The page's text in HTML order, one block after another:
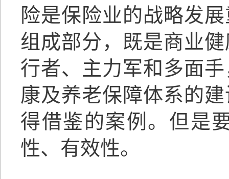
险是保险业的战略发
组成部分，既是商业
行者、主力军和多面
康及养老保障体系的
得借鉴的案例。但是
性、有效性。